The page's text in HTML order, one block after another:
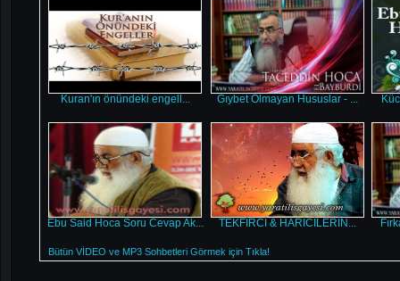
Kuran'ın önündeki engell... Gıybet Olmayan Hususlar - ...
Ebu Said Hoca Soru Cevap Ak... TEKFİRCİ & HARİCİLERİN...
Bütün VİDEO ve MP3 Sohbetleri Görmek için Tıkla!